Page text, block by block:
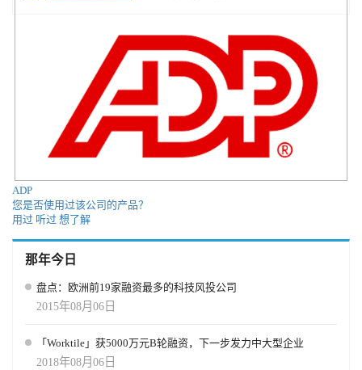
ADP
您是否使用过该公司的产品？
用过 听过 想了解
那年今日
盘点：欧洲前19家融资最多的科技风投公司
2015年08月06日
「Worktile」获5000万元B轮融资，下一步发力中大型企业
2018年08月06日